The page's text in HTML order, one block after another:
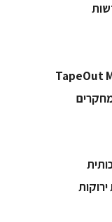
TapeOut
ירוקות‬